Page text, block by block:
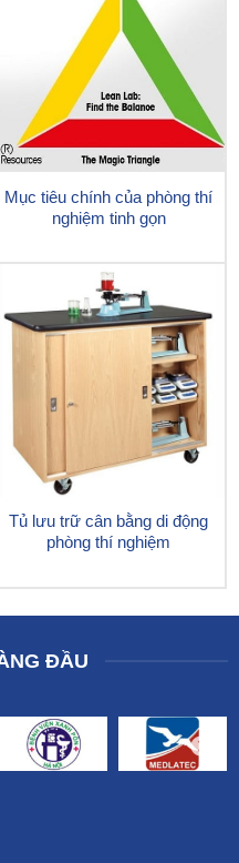
Mục tiêu chính của phòng thí
nghiệm tinh gọn
Tủ lưu trữ cân bằng di động
phòng thí nghiệm
ĐẦU